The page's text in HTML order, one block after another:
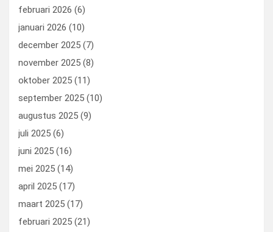
februari 2026 (6)
januari 2026 (10)
december 2025 (7)
november 2025 (8)
oktober 2025 (11)
september 2025 (10)
augustus 2025 (9)
juli 2025 (6)
juni 2025 (16)
mei 2025 (14)
april 2025 (17)
maart 2025 (17)
februari 2025 (21)